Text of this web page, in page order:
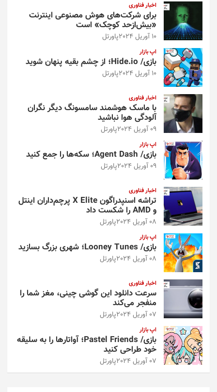
اخبار فناوری
برای شرکت‌های هوش مصنوعی اینترنت
«بیش‌از‌حد کوچک» است
10 آوریل 2024 پاورتل
اپ بازار
بازی/ Hide.io؛ از چشم بقیه پنهان شوید
10 آوریل 2024 پاورتل
اخبار فناوری
با ماسک هوشمند سامسونگ دیگر نگران
آلودگی هوا نباشید
09 آوریل 2024 پاورتل
اپ بازار
بازی/ Agent Dash؛ سکه‌ها را جمع کنید
09 آوریل 2024 پاورتل
اخبار فناوری
تراشه اسنپدراگون X Elite پرچم‌داران اینتل
و AMD را شکست داد
08 آوریل 2024 پاورتل
اپ بازار
بازی/ Looney Tunes؛ شهری بزرگ بسازید
08 آوریل 2024 پاورتل
اخبار فناوری
سرعت دانلود این گوشی چینی، مغز شما را
منفجر می‌کند
07 آوریل 2024 پاورتل
اپ بازار
بازی/ Pastel Friends؛ آواتارها را به سلیقه
خود طراحی کنید
07 آوریل 2024 پاورتل